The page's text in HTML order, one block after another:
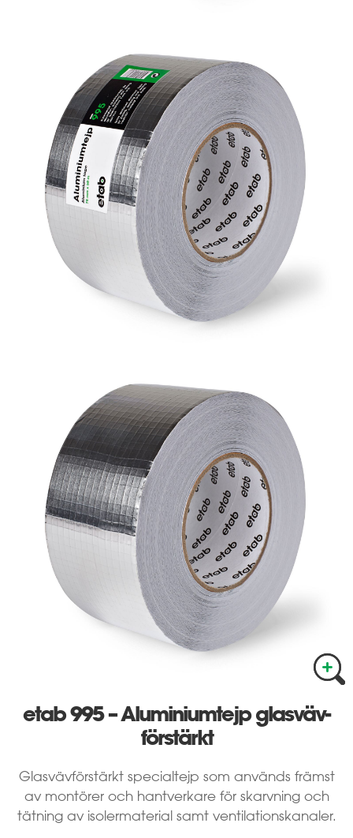
etab 995 – Aluminium­­tejp glasväv­
förstärkt
Glasvävförstärkt specialtejp som används främst
av montörer och hantverkare för skarvning och
tätning av isolermaterial samt ventilationskanaler.